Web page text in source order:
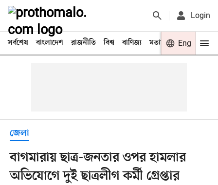
Login
সর্বশেষ বাংলাদেশ রাজনীতি বিশ্ব বাণিজ্য মতামত খেলা
Eng
জেলা
বাগমারায় ছাত্র-জনতার ওপর হামলার
অভিযোগে দুই ছাত্রলীগ কর্মী গ্রেপ্তার